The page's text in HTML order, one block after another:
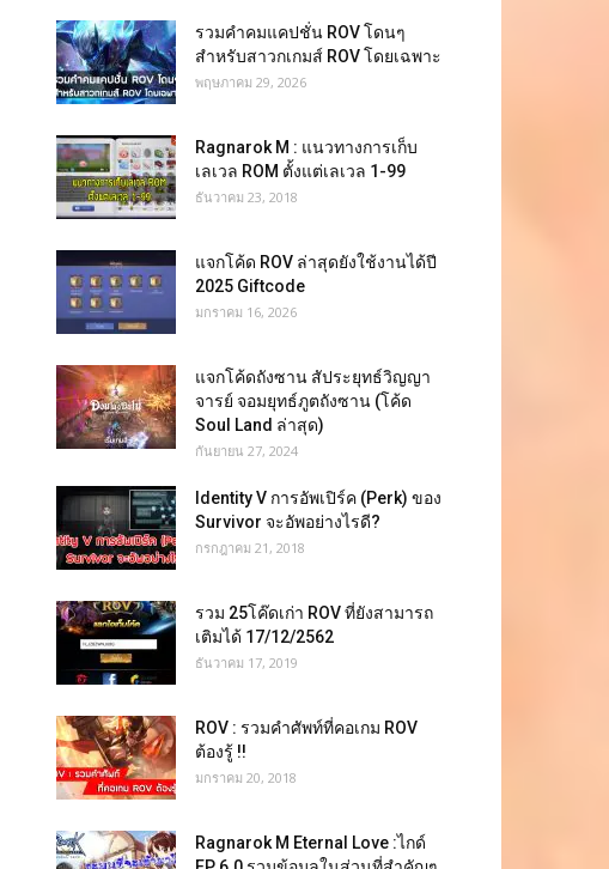
รวมคำคมแคปชั่น ROV โดนๆ
สำหรับสาวกเกมส์ ROV โดยเฉพาะ
พฤษภาคม 29, 2026
Ragnarok M : แนวทางการเก็บ
เลเวล ROM ตั้งแต่เลเวล 1-99
ธันวาคม 23, 2018
แจกโค้ด ROV ล่าสุดยังใช้งานได้ปี
2025 Giftcode
มกราคม 16, 2026
แจกโค้ดถังซาน สัประยุทธ์วิญญา
จารย์ จอมยุทธ์ภูตถังซาน (โค้ด
Soul Land ล่าสุด)
กันยายน 27, 2024
Identity V การอัพเปิร์ค (Perk) ของ
Survivor จะอัพอย่างไรดี?
กรกฎาคม 21, 2018
รวม 25โค๊ดเก่า ROV ที่ยังสามารถ
เติมได้ 17/12/2562
ธันวาคม 17, 2019
ROV : รวมคำศัพท์ที่คอเกม ROV
ต้องรู้ !!
มกราคม 20, 2018
Ragnarok M Eternal Love :ไกด์